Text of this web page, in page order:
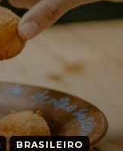
BRASILEIRO